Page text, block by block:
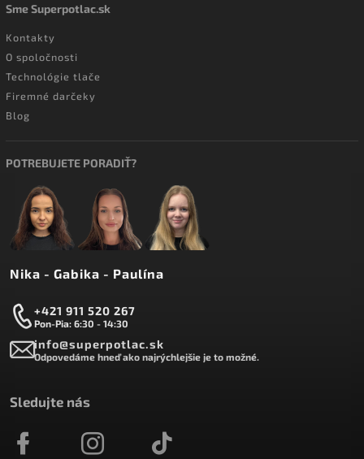
Sme Superpotlac.sk
Kontakty
O spoločnosti
Technológie tlače
Firemné darčeky
Blog
POTREBUJETE PORADIŤ?
Nika - Gabika - Paulína
+421 911 520 267
Pon-Pia: 6:30 - 14:30
info@superpotlac.sk
Odpovedáme hneď ako najrýchlejšie je to možné.
Sledujte nás